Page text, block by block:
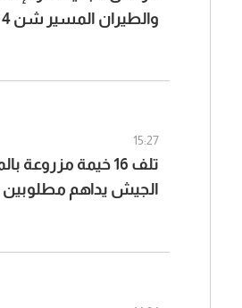
والطيران المسير شن 4 غارات على المكان نفسه
15:27
تلف 16 خيمة مزروعة
الجيش يداهم